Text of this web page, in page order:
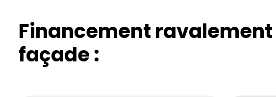
Financement ravalement
façade :